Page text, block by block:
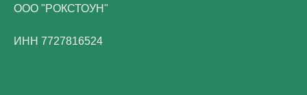
ООО "РОКСТОУН"
ИНН 7727816524